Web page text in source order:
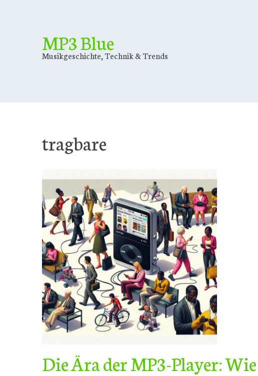
MP3 Blue
Musikgeschichte, Technik & Trends
tragbare
Die Ära der MP3-Player: